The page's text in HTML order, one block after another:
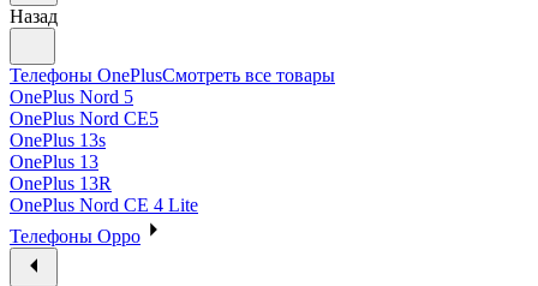
Назад
Телефоны OnePlusСмотреть все товары
OnePlus Nord 5
OnePlus Nord CE5
OnePlus 13s
OnePlus 13
OnePlus 13R
OnePlus Nord CE 4 Lite
Телефоны Oppo